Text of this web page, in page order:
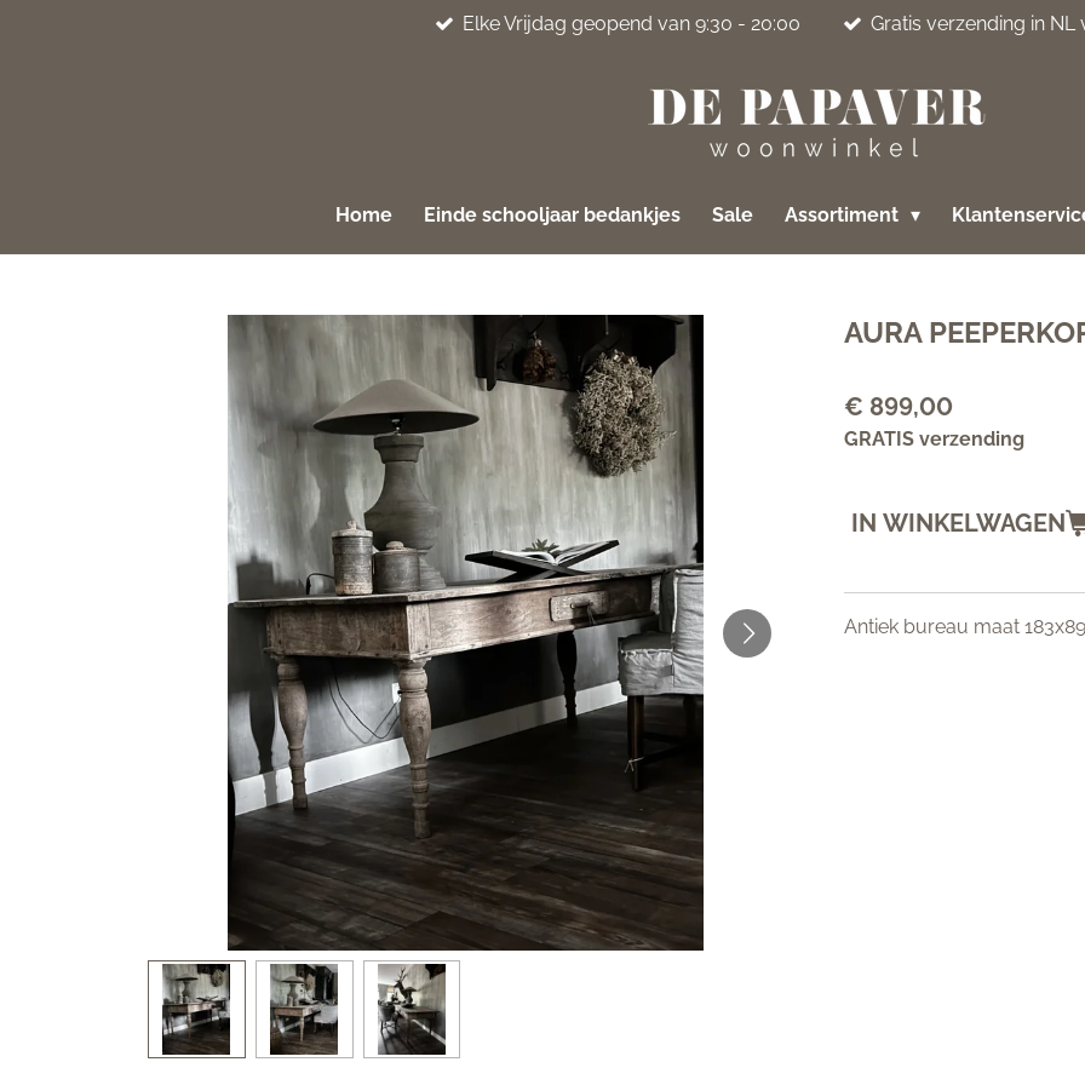
Elke Vrijdag geopend van 9:30 - 20:00 Gratis verzending in
Home Einde schooljaar bedankjes Sale Assortiment
AURA
€ 899,00
GRATIS verzending
IN WINKELWAGEN
Antiek bureau maat